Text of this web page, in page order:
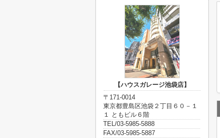
【ハウスガレージ池袋店】
〒171-0014
東京都豊島区池袋２丁目６０－１
１ ともビル６階
TEL/03-5985-5888
FAX/03-5985-5887